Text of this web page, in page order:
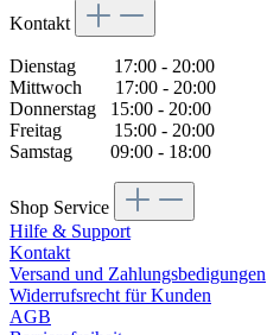
Kontakt
Dienstag 17:00 - 20:00
Mittwoch 17:00 - 20:00
Donnerstag 15:00 - 20:00
Freitag 15:00 - 20:00
Samstag 09:00 - 18:00
Shop Service
Hilfe & Support
Kontakt
Versand und Zahlungsbedigungen
Widerrufsrecht für Kunden
AGB